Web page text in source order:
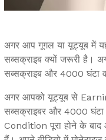
अगर आप गूगल या यूट्यूब में
सब्सक्राइब क्यों जरूरी है।
सब्सक्राइब और 4000 घंटा
अगर आपको यूट्यूब से
सब्सक्राइबर और 4000 घंटा
Condition पूरा होने के